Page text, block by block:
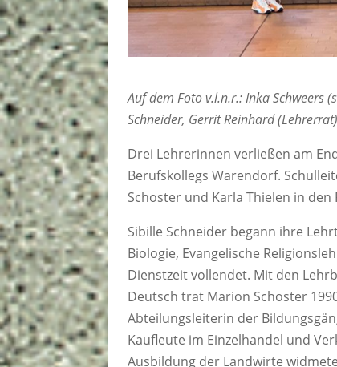
Auf dem Foto v.l.n.r.: Inka Schweers
Schneider, Gerrit Reinhard
Drei Lehrerinnen verließen am
Berufskollegs Warendorf.
Schoster und Karla Thielen in den
Sibille Schneider begann ihre
Biologie, Evangelische
Dienstzeit vollendet. Mit den
Deutsch trat Marion Schoster
Abteilungsleiterin der
Kaufleute im Einzelhandel und
Ausbildung der Landwirte